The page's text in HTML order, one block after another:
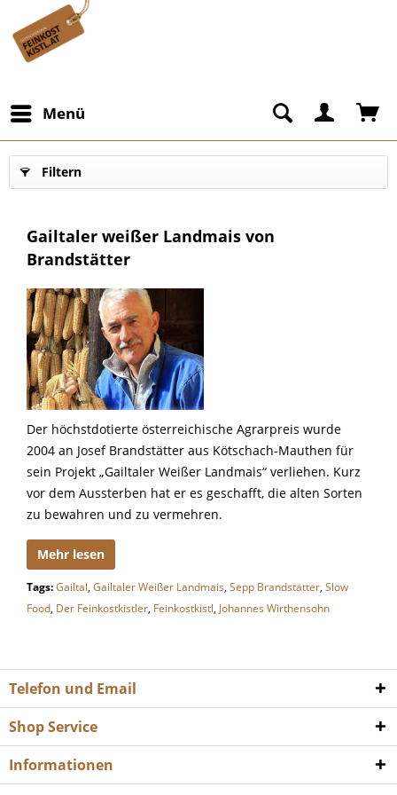
Menü
Filtern
Gailtaler weißer Landmais von
Brandstätter
Der höchstdotierte österreichische Agrarpreis wurde
2004 an Josef Brandstätter aus Kötschach-Mauthen für
sein Projekt „Gailtaler Weißer Landmais“ verliehen. Kurz
vor dem Aussterben hat er es geschafft, die alten Sorten
zu bewahren und zu vermehren.
Mehr lesen
Tags:Gailtal, Gailtaler Weißer Landmais, Sepp Brandstätter, Slow
Food, Der Feinkostkistler, Feinkostkistl, Johannes Wirthensohn
Telefon und Email
Shop Service
Informationen